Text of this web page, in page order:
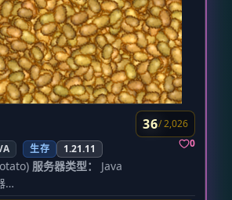
生存 1.21.11
服务器类型：
Java
36/ 2,026
0